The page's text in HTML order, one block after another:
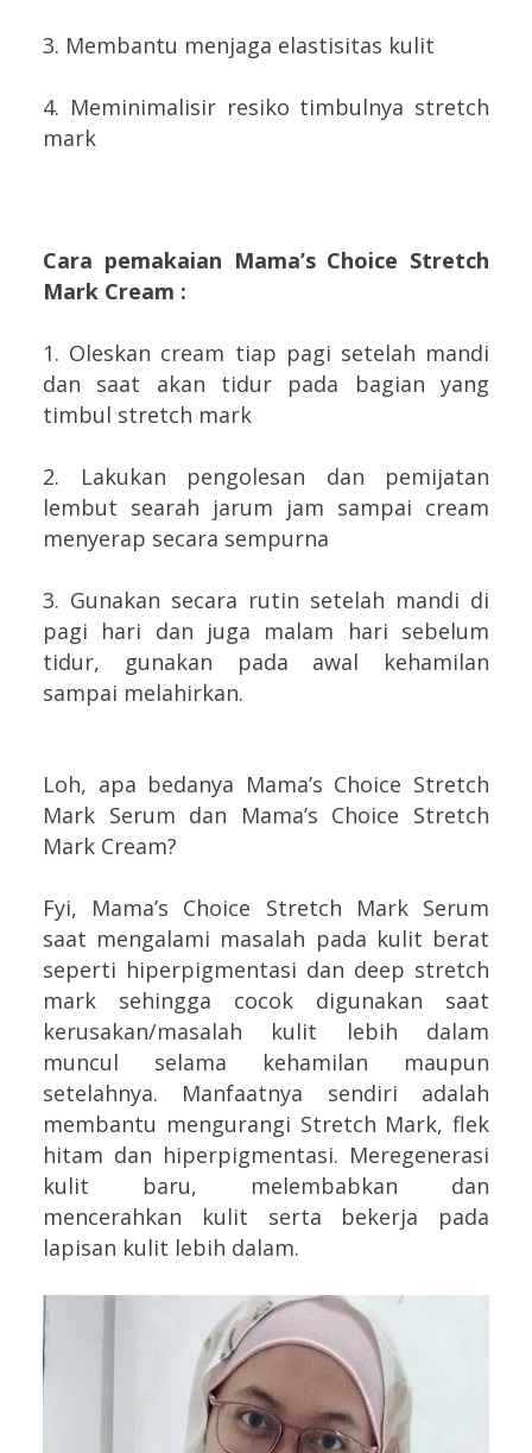
3. Membantu menjaga elastisitas kulit
4. Meminimalisir resiko timbulnya stretch
mark
Cara pemakaian Mama’s Choice Stretch
Mark Cream :
1. Oleskan cream tiap pagi setelah mandi
dan saat akan tidur pada bagian yang
timbul stretch mark
2. Lakukan pengolesan dan pemijatan
lembut searah jarum jam sampai cream
menyerap secara sempurna
3. Gunakan secara rutin setelah mandi di
pagi hari dan juga malam hari sebelum
tidur, gunakan pada awal kehamilan
sampai melahirkan.
Loh, apa bedanya Mama’s Choice Stretch
Mark Serum dan Mama’s Choice Stretch
Mark Cream?
Fyi, Mama’s Choice Stretch Mark Serum
saat mengalami masalah pada kulit berat
seperti hiperpigmentasi dan deep stretch
mark sehingga cocok digunakan saat
kerusakan/masalah kulit lebih dalam
muncul selama kehamilan maupun
setelahnya. Manfaatnya sendiri adalah
membantu mengurangi Stretch Mark, flek
hitam dan hiperpigmentasi. Meregenerasi
kulit baru, melembabkan dan
mencerahkan kulit serta bekerja pada
lapisan kulit lebih dalam.